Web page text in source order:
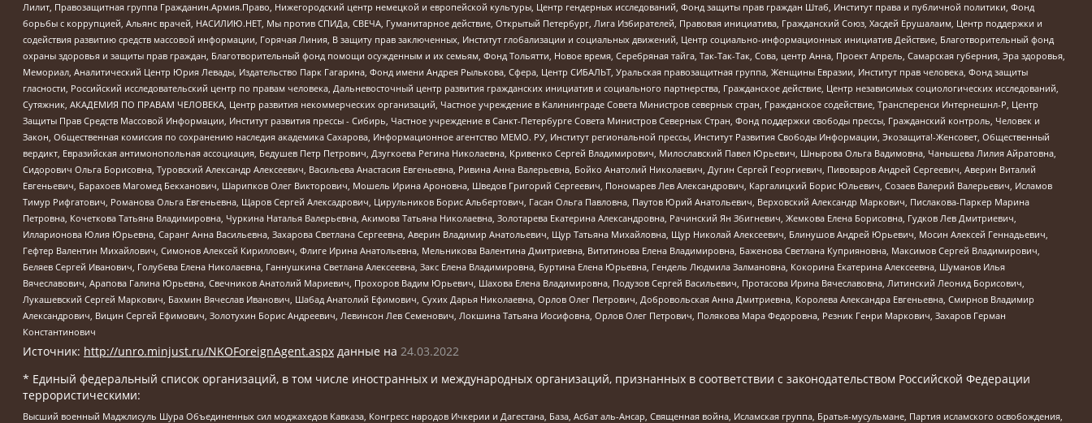
Лилит, Правозащитная группа Гражданин.Армия.Право, Нижегородский центр немецкой и европейской культуры, Центр гендерных исследований, Фонд защиты прав граждан Штаб, Институт права и публичной политики, Фонд
борьбы с коррупцией, Альянс врачей, НАСИЛИЮ.НЕТ, Мы против СПИДа, СВЕЧА, Гуманитарное действие, Открытый Петербург, Лига Избирателей, Правовая инициатива, Гражданский Союз, Хасдей Ерушалаим, Центр поддержки и
содействия развитию средств массовой информации, Горячая Линия, В защиту прав заключенных, Институт глобализации и социальных движений, Центр социально-информационных инициатив Действие, Благотворительный фонд
охраны здоровья и защиты прав граждан, Благотворительный фонд помощи осужденным и их семьям, Фонд Тольятти, Новое время, Серебряная тайга, Так-Так-Так, Сова, центр Анна, Проект Апрель, Самарская губерния, Эра здоровья,
Мемориал, Аналитический Центр Юрия Левады, Издательство Парк Гагарина, Фонд имени Андрея Рылькова, Сфера, Центр СИБАЛЬТ, Уральская правозащитная группа, Женщины Евразии, Институт прав человека, Фонд защиты
гласности, Российский исследовательский центр по правам человека, Дальневосточный центр развития гражданских инициатив и социального партнерства, Гражданское действие, Центр независимых социологических исследований,
Сутяжник, АКАДЕМИЯ ПО ПРАВАМ ЧЕЛОВЕКА, Центр развития некоммерческих организаций, Частное учреждение в Калининграде Совета Министров северных стран, Гражданское содействие, Трансперенси Интернешнл-Р, Центр
Защиты Прав Средств Массовой Информации, Институт развития прессы - Сибирь, Частное учреждение в Санкт-Петербурге Совета Министров Северных Стран, Фонд поддержки свободы прессы, Гражданский контроль, Человек и
Закон, Общественная комиссия по сохранению наследия академика Сахарова, Информационное агентство МЕМО. РУ, Институт региональной прессы, Институт Развития Свободы Информации, Экозащита!-Женсовет, Общественный
вердикт, Евразийская антимонопольная ассоциация, Бедушев Петр Петрович, Дзугкоева Регина Николаевна, Кривенко Сергей Владимирович, Милославский Павел Юрьевич, Шнырова Ольга Вадимовна, Чанышева Лилия Айратовна,
Сидорович Ольга Борисовна, Туровский Александр Алексеевич, Васильева Анастасия Евгеньевна, Ривина Анна Валерьевна, Бойко Анатолий Николаевич, Дугин Сергей Георгиевич, Пивоваров Андрей Сергеевич, Аверин Виталий
Евгеньевич, Барахоев Магомед Бекханович, Шарипков Олег Викторович, Мошель Ирина Ароновна, Шведов Григорий Сергеевич, Пономарев Лев Александрович, Каргалицкий Борис Юльевич, Созаев Валерий Валерьевич, Исламов
Тимур Рифгатович, Романова Ольга Евгеньевна, Щаров Сергей Алексадрович, Цирульников Борис Альбертович, Гасан Ольга Павловна, Паутов Юрий Анатольевич, Верховский Александр Маркович, Пислакова-Паркер Марина
Петровна, Кочеткова Татьяна Владимировна, Чуркина Наталья Валерьевна, Акимова Татьяна Николаевна, Золотарева Екатерина Александровна, Рачинский Ян Збигневич, Жемкова Елена Борисовна, Гудков Лев Дмитриевич,
Илларионова Юлия Юрьевна, Саранг Анна Васильевна, Захарова Светлана Сергеевна, Аверин Владимир Анатольевич, Щур Татьяна Михайловна, Щур Николай Алексеевич, Блинушов Андрей Юрьевич, Мосин Алексей Геннадьевич,
Гефтер Валентин Михайлович, Симонов Алексей Кириллович, Флиге Ирина Анатольевна, Мельникова Валентина Дмитриевна, Вититинова Елена Владимировна, Баженова Светлана Куприяновна, Максимов Сергей Владимирович,
Беляев Сергей Иванович, Голубева Елена Николаевна, Ганнушкина Светлана Алексеевна, Закс Елена Владимировна, Буртина Елена Юрьевна, Гендель Людмила Залмановна, Кокорина Екатерина Алексеевна, Шуманов Илья
Вячеславович, Арапова Галина Юрьевна, Свечников Анатолий Мариевич, Прохоров Вадим Юрьевич, Шахова Елена Владимировна, Подузов Сергей Васильевич, Протасова Ирина Вячеславовна, Литинский Леонид Борисович,
Лукашевский Сергей Маркович, Бахмин Вячеслав Иванович, Шабад Анатолий Ефимович, Сухих Дарья Николаевна, Орлов Олег Петрович, Добровольская Анна Дмитриевна, Королева Александра Евгеньевна, Смирнов Владимир
Александрович, Вицин Сергей Ефимович, Золотухин Борис Андреевич, Левинсон Лев Семенович, Локшина Татьяна Иосифовна, Орлов Олег Петрович, Полякова Мара Федоровна, Резник Генри Маркович, Захаров Герман
Константинович
Источник: http://unro.minjust.ru/NKOForeignAgent.aspx данные на 24.03.2022
* Единый федеральный список организаций, в том числе иностранных и международных организаций, признанных в соответствии с законодательством Российской Федерации
террористическими:
Высший военный Маджлисуль Шура Объединенных сил моджахедов Кавказа, Конгресс народов Ичкерии и Дагестана, База, Асбат аль-Ансар, Священная война, Исламская группа, Братья-мусульмане, Партия исламского освобождения,